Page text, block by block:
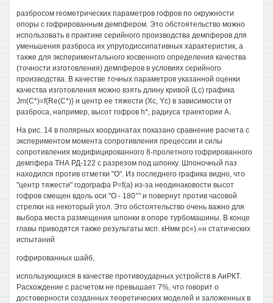
разбросом геометрических параметров гофров по окружности
опоры с гофрированным демпфером. Это обстоятельство можно
использовать в практике серийного производства демпферов для
уменьшения разброса их упругодиссипативных характеристик, а
также для экспериментального косвенного определения качества
(точности изготовления) демпферов в условиях серийного
производства. В качестве точных параметров указанной оценки
качества изготовления можно взять длину кривой (Lc) графика
Jm(C*)=f{Re(C*)} и центр ее тяжести (Хс, Yc) в зависимости от
разброса, например, высот гофров h*, радиуса траектории А.
На рис. 14 в полярных координатах показано сравнение расчета с
экспериментом момента сопротивления прецессии и силы
сопротивления модифицированного 8-пролетного гофрированного
демпфера ТНА РД-122 с разрезом под шпонку. Шпоночный паз
находился против отметки "О". Из последнего графика видно, что
"центр тяжести" годографа P=f(a) из-за неодинаковости высот
гофров смещен вдоль оси "О - 180°" и повернут против часовой
стрелки на некоторый угол. Это обстоятельство очень важно для
выбора места размещения шпонки в опоре турбомашины. В конце
главы приводятся также результаты мсп. кНмм рс«).«н статических
испытаний
гофрированных шайб,
использующихся в качестве противоударных устройств в АиРКТ.
Расхождение с расчетом не превышает 7%, что говорит о
достоверности созданных теоретических моделей и заложенных в